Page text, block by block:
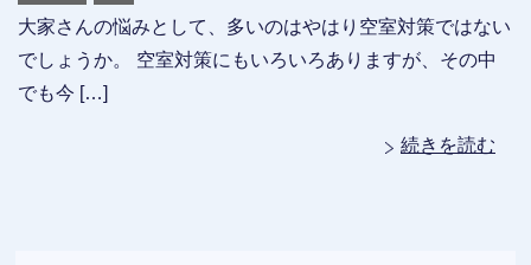
大家さんの悩みとして、多いのはやはり空室対策ではない
でしょうか。 空室対策にもいろいろありますが、その中
でも今 […]
続きを読む